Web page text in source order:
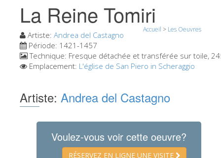
Événements et expositions
L' avis des visiteurs
Contact
Explorer la Galerie
Visite virtuelle
Les Oeuvres
Les Salles
La Reine Tomiri
Accueil > Les Oeuvres
Artiste: Andrea del Castagno
Période: 1421-1457
Technique: Fresque détachée et transférée sur toile,
Emplacement: L'église de San Piero in Scheraggio
Artiste: Andrea del Castagno
Voulez-vous voir cette oeuvre?
RÉSERVEZ EN LIGNE UNE VISITE